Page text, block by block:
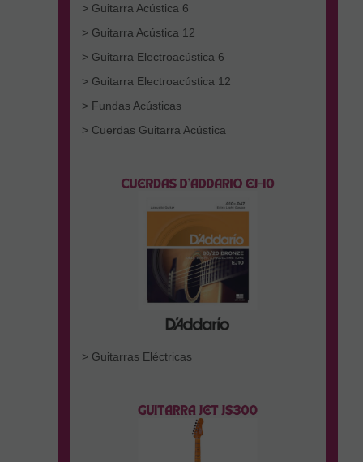
> Guitarra Acústica 6
> Guitarra Acústica 12
> Guitarra Electroacústica 6
> Guitarra Electroacústica 12
> Fundas Acústicas
> Cuerdas Guitarra Acústica
> Guitarras Eléctricas